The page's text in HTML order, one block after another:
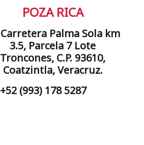
POZA RICA
Carretera Palma Sola km
3.5, Parcela 7 Lote
Troncones, C.P. 93610,
Coatzintla, Veracruz.
+52 (993) 178 5287